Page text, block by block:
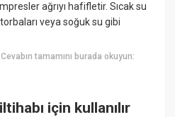
ağrıyı hafifletir. Sıcak su
veya soğuk su gibi
Cevabın tamamını burada okuyun:
için kullanılır